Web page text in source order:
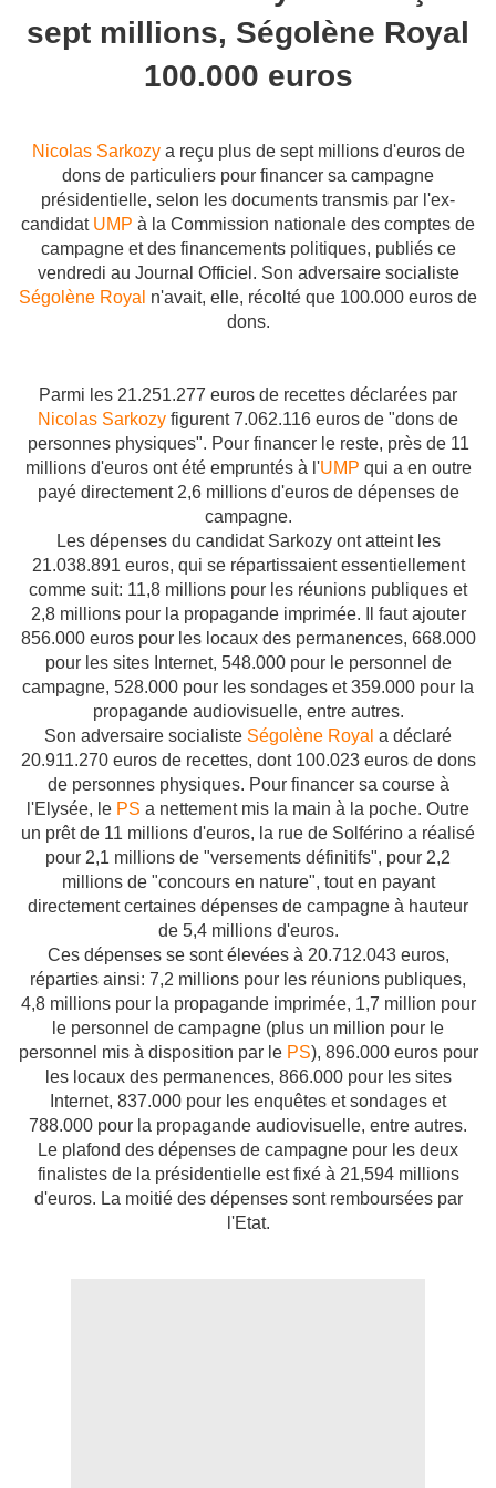
sept millions, Ségolène Royal
100.000 euros
Nicolas Sarkozya reçu plus de sept millions d'euros de
dons de particuliers pour financer sa campagne
présidentielle, selon les documents transmis par l'ex-
candidat UMP à la Commission nationale des comptes de
campagne et des financements politiques, publiés ce
vendredi au Journal Officiel. Son adversaire socialiste
Ségolène Royal n'avait, elle, récolté que 100.000 euros de
dons.
Parmi les 21.251.277 euros de recettes déclarées par
Nicolas Sarkozy figurent 7.062.116 euros de "dons de
personnes physiques". Pour financer le reste, près de 11
millions d'euros ont été empruntés à l'UMP qui a en outre
payé directement 2,6 millions d'euros de dépenses de
campagne.
Les dépenses du candidat Sarkozy ont atteint les
21.038.891 euros, qui se répartissaient essentiellement
comme suit: 11,8 millions pour les réunions publiques et
2,8 millions pour la propagande imprimée. Il faut ajouter
856.000 euros pour les locaux des permanences, 668.000
pour les sites Internet, 548.000 pour le personnel de
campagne, 528.000 pour les sondages et 359.000 pour la
propagande audiovisuelle, entre autres.
Son adversaire socialiste Ségolène Royal a déclaré
20.911.270 euros de recettes, dont 100.023 euros de dons
de personnes physiques. Pour financer sa course à
l'Elysée, le PS a nettement mis la main à la poche. Outre
un prêt de 11 millions d'euros, la rue de Solférino a réalisé
pour 2,1 millions de "versements définitifs", pour 2,2
millions de "concours en nature", tout en payant
directement certaines dépenses de campagne à hauteur
de 5,4 millions d'euros.
Ces dépenses se sont élevées à 20.712.043 euros,
réparties ainsi: 7,2 millions pour les réunions publiques,
4,8 millions pour la propagande imprimée, 1,7 million pour
le personnel de campagne (plus un million pour le
personnel mis à disposition par le PS), 896.000 euros pour
les locaux des permanences, 866.000 pour les sites
Internet, 837.000 pour les enquêtes et sondages et
788.000 pour la propagande audiovisuelle, entre autres.
Le plafond des dépenses de campagne pour les deux
finalistes de la présidentielle est fixé à 21,594 millions
d'euros. La moitié des dépenses sont remboursées par
l'Etat.